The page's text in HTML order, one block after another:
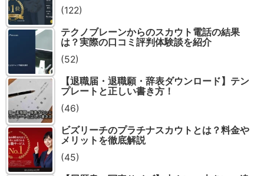
(122)
テクノブレーンからのスカウト電話の結果
は？実際の口コミ評判体験談を紹介
(52)
【退職届・退職願・辞表ダウンロード】テン
プレートと正しい書き方！
(46)
ビズリーチのプラチナスカウトとは？料金や
メリットを徹底解説
(45)